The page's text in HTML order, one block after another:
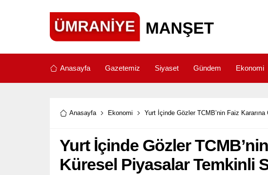
Anasayfa Gazetemiz Siyaset Gündem Ekonomi
Anasayfa Ekonomi Yurt İçinde Gözler TCMB’nin Faiz
Yurt İçinde Gözler
Küresel Piyasalar Temkinli